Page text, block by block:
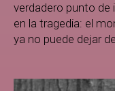
verdadero punto de
en la tragedia: el
ya no puede dejar